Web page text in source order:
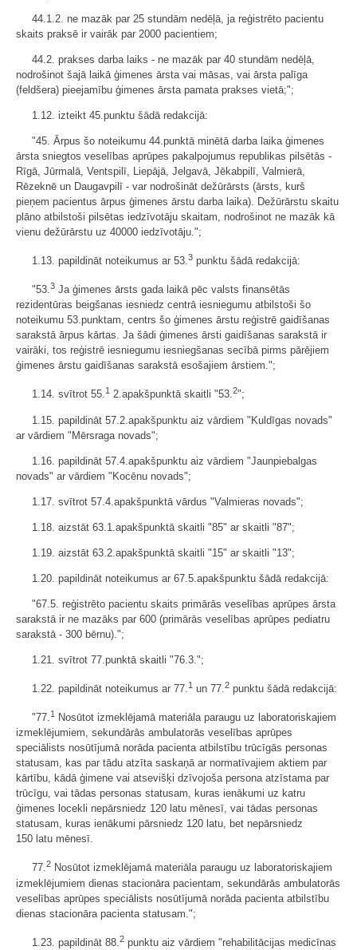
44.1.2. ne mazāk par 25 stundām nedēļā, ja reģistrēto pacientu
skaits praksē ir vairāk par 2000 pacientiem;
44.2. prakses darba laiks - ne mazāk par 40 stundām nedēļā,
nodrošinot šajā laikā ģimenes ārsta vai māsas, vai ārsta palīga
(feldšera) pieejamību ģimenes ārsta pamata prakses vietā;";
1.12. izteikt 45.punktu šādā redakcijā:
"45. Ārpus šo noteikumu 44.punktā minētā darba laika ģimenes
ārsta sniegtos veselības aprūpes pakalpojumus republikas pilsētās -
Rīgā, Jūrmalā, Ventspilī, Liepājā, Jelgavā, Jēkabpilī, Valmierā,
Rēzeknē un Daugavpilī - var nodrošināt dežūrārsts (ārsts, kurš
pieņem pacientus ārpus ģimenes ārstu darba laika). Dežūrārstu skaitu
plāno atbilstoši pilsētas iedzīvotāju skaitam, nodrošinot ne mazāk kā
vienu dežūrārstu uz 40000 iedzīvotāju.";
1.13. papildināt noteikumus ar 53. 3 punktu šādā redakcijā:
"53.3 Ja ģimenes ārsts gada laikā pēc valsts finansētās
rezidentūras beigšanas iesniedz centrā iesniegumu atbilstoši šo
noteikumu 53.punktam, centrs šo ģimenes ārstu reģistrē gaidīšanas
sarakstā ārpus kārtas. Ja šādi ģimenes ārsti gaidīšanas sarakstā ir
vairāki, tos reģistrē iesniegumu iesniegšanas secībā pirms pārējiem
ģimenes ārstu gaidīšanas sarakstā esošajiem ārstiem.";
1.14. svītrot 55.1 2.apakšpunktā skaitli "53.2";
1.15. papildināt 57.2.apakšpunktu aiz vārdiem "Kuldīgas novads"
ar vārdiem "Mērsraga novads";
1.16. papildināt 57.4.apakšpunktu aiz vārdiem "Jaunpiebalgas
novads" ar vārdiem "Kocēnu novads";
1.17. svītrot 57.4.apakšpunktā vārdus "Valmieras novads";
1.18. aizstāt 63.1.apakšpunktā skaitli "85" ar skaitli "87";
1.19. aizstāt 63.2.apakšpunktā skaitli "15" ar skaitli "13";
1.20. papildināt noteikumus ar 67.5.apakšpunktu šādā redakcijā:
"67.5. reģistrēto pacientu skaits primārās veselības aprūpes ārsta
sarakstā ir ne mazāks par 600 (primārās veselības aprūpes pediatru
sarakstā - 300 bērnu).";
1.21. svītrot 77.punktā skaitli "76.3.";
1.22. papildināt noteikumus ar 77. 1 un 77. 2 punktu šādā redakcijā:
"77.1
Nosūtot izmeklējamā materiāla paraugu uz laboratoriskajiem
izmeklējumiem, sekundārās ambulatorās veselības aprūpes
speciālists nosūtījumā norāda pacienta atbilstību trūcīgās personas
statusam, kas par tādu atzīta saskaņā ar normatīvajiem aktiem par
kārtību, kādā ģimene vai atsevišķi dzīvojoša persona atzīstama par
trūcīgu, vai tādas personas statusam, kuras ienākumi uz katru
ģimenes locekli nepārsniedz 120 latu mēnesī, vai tādas personas
statusam, kuras ienākumi pārsniedz 120 latu, bet nepārsniedz
150 latu mēnesī.
77.2 Nosūtot izmeklējamā materiāla paraugu uz laboratoriskajiem
izmeklējumiem dienas stacionāra pacientam, sekundārās ambulatorās
veselības aprūpes speciālists nosūtījumā norāda pacienta atbilstību
dienas stacionāra pacienta statusam.";
1.23. papildināt 88. 2 punktu aiz vārdiem "rehabilitācijas medicīnas